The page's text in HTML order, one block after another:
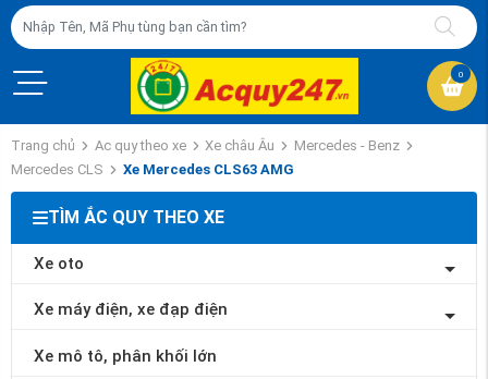
0
Trang chủ Ac quy theo xe Xe châu Âu
Mercedes - Benz
Mercedes CLS
Xe Mercedes CLS63 AMG
TÌM ẮC QUY THEO XE
Xe oto
Xe máy điện, xe đạp điện
Xe mô tô, phân khối lớn